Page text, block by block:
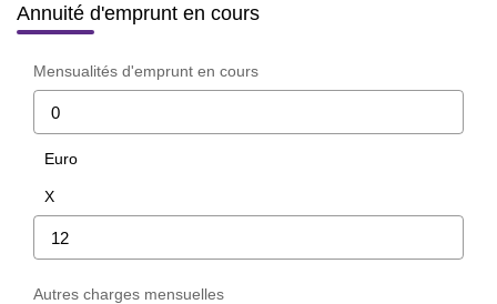
Annuité d'emprunt en cours
Mensualités d'emprunt en cours
Euro
X
Autres charges mensuelles